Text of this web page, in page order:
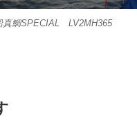
真鯛SPECIAL LV2MH365